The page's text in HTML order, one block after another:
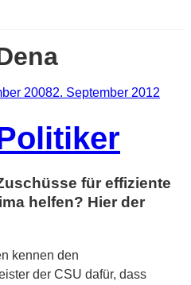
20082. September 2012
für effiziente
helfen? Hier der
kennen den
der CSU dafür, dass